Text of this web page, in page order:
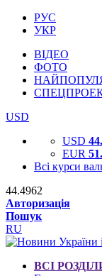
РУС
УКР
ВІДЕО
ФОТО
USD
USD
EUR
Всі курси
44.4962
Авторизація
Пошук
RU
ВСІ